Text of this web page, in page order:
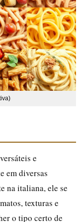
e
em diversas
na italiana, ele se
texturas e
o tipo certo de